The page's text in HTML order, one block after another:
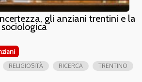
gli anziani trentini e la
RELIGIOSITÀ RICERCA
TRENTINO